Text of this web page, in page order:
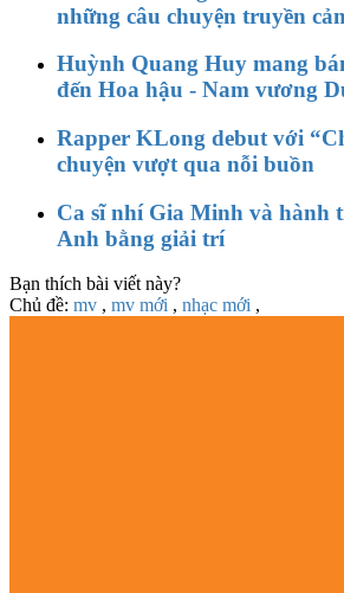
những câu chuyện truyền
Huỳnh Quang Huy mang
đến Hoa hậu - Nam vương
Rapper KLong debut với
chuyện vượt qua nỗi buồn
Ca sĩ nhí Gia Minh và hành
Anh bằng giải trí
Bạn thích bài viết này?
Chủ đề: mv , mv mới , nhạc mới ,